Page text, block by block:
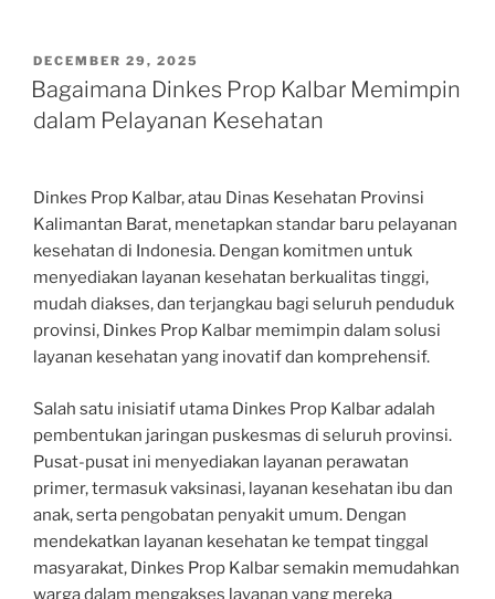
POSTED
ON
DECEMBER 29, 2025
Bagaimana Dinkes Prop Kalbar Memimpin
dalam Pelayanan Kesehatan
Dinkes Prop Kalbar, atau Dinas Kesehatan Provinsi
Kalimantan Barat, menetapkan standar baru pelayanan
kesehatan di Indonesia. Dengan komitmen untuk
menyediakan layanan kesehatan berkualitas tinggi,
mudah diakses, dan terjangkau bagi seluruh penduduk
provinsi, Dinkes Prop Kalbar memimpin dalam solusi
layanan kesehatan yang inovatif dan komprehensif.
Salah satu inisiatif utama Dinkes Prop Kalbar adalah
pembentukan jaringan puskesmas di seluruh provinsi.
Pusat-pusat ini menyediakan layanan perawatan
primer, termasuk vaksinasi, layanan kesehatan ibu dan
anak, serta pengobatan penyakit umum. Dengan
mendekatkan layanan kesehatan ke tempat tinggal
masyarakat, Dinkes Prop Kalbar semakin memudahkan
warga dalam mengakses layanan yang mereka